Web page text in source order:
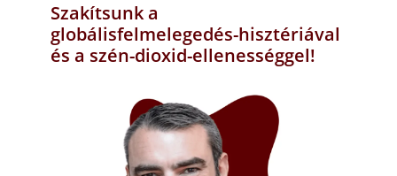
Szakítsunk a
globálisfelmelegedés-hisztériával
és a szén-dioxid-ellenességgel!